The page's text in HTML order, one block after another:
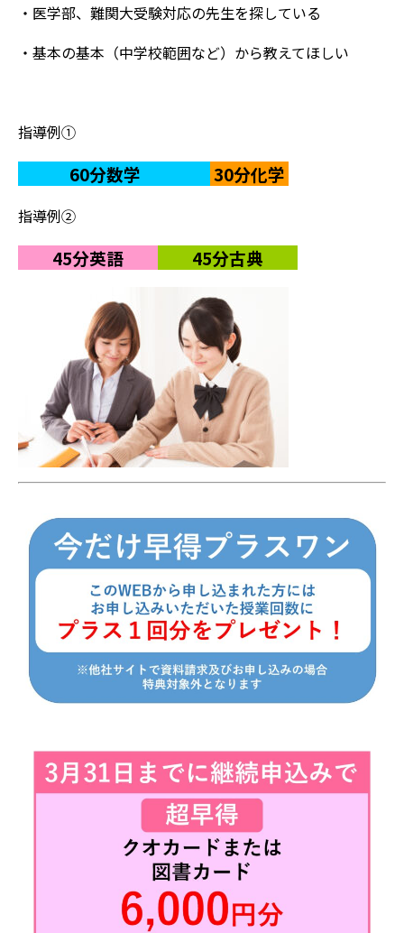
・医学部、難関大受験対応の先生を探している
・基本の基本（中学校範囲など）から教えてほしい
指導例①
60分数学 30分化学
指導例②
45分英語 45分古典